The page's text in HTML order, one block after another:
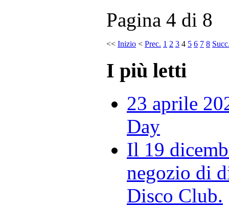
Pagina 4 di 8
<< Inizio < Prec. 1 2 3 4 5 6 7 8
I più letti
23 aprile
Day
Il 19
negozio di
Disco Club.